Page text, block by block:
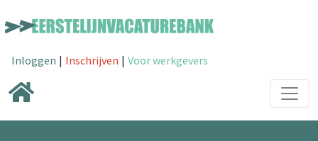
Inloggen | Inschrijven | Voor werkgevers